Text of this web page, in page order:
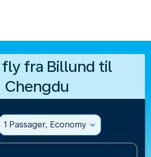
fly fra Billund til
Chengdu
1 Passager, Economy expand_more